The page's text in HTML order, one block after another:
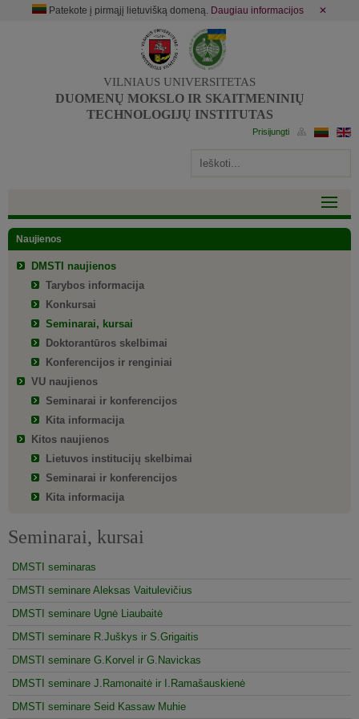
Patekote į pirmąjį lietuvišką domeną. Daugiau informacijos ✕
VILNIAUS UNIVERSITETAS
DUOMENŲ MOKSLO IR SKAITMENINIŲ
TECHNOLOGIJŲ INSTITUTAS
Naujienos
DMSTI naujienos
Tarybos informacija
Konkursai
Seminarai, kursai
Doktorantūros skelbimai
Konferencijos ir renginiai
VU naujienos
Seminarai ir konferencijos
Kita informacija
Kitos naujienos
Lietuvos institucijų skelbimai
Seminarai ir konferencijos
Kita informacija
Seminarai, kursai
DMSTI seminaras
DMSTI seminare Aleksas Vaitulevičius
DMSTI seminare Ugnė Liaubaitė
DMSTI seminare R.Juškys ir S.Grigaitis
DMSTI seminare G.Korvel ir G.Navickas
DMSTI seminare J.Ramonaitė ir I.Ramašauskienė
DMSTI seminare Seid Kassaw Muhie